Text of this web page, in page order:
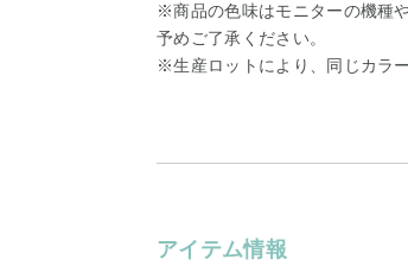
※商品の色味はモニターの機種
予めご了承ください。
※生産ロットにより、同じカラ
アイテム情報